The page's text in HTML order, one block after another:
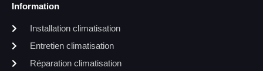
Information
Installation climatisation
Entretien climatisation
Réparation climatisation